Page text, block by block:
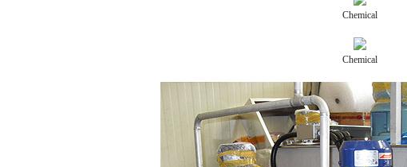
Chemical
Chemical